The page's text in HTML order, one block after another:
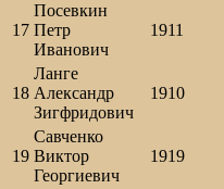
17
Посевкин
Петр
Иванович
1911
18
Ланге
Александр
Зигфридович
1910
19
Савченко
Виктор
Георгиевич
1919